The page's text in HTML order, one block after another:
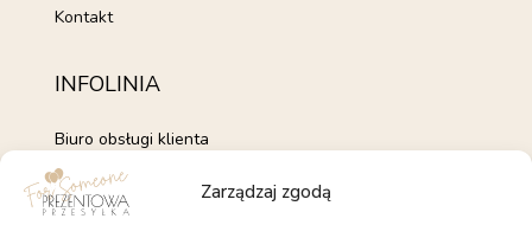
Zarządzaj zgodą
Kontakt
INFOLINIA
Biuro obsługi klienta
+48 735 843 843
pon. - pt. 7:00 - 15:00